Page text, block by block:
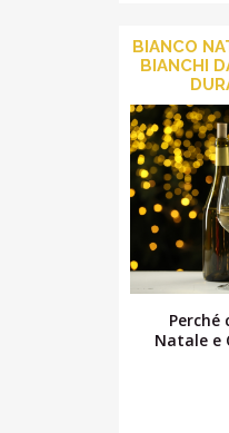
BIANCO
BIANCHI
Perché
Natale e